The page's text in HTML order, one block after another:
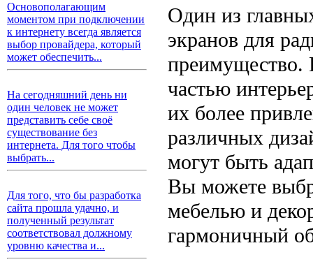
Основополагающим
моментом при подключении
к интернету всегда является
выбор провайдера, который
может обеспечить...
На сегодняшний день ни
один человек не может
представить себе своё
существование без
интернета. Для того чтобы
выбрать...
Для того, что бы разработка
сайта прошла удачно, и
полученный результат
соответствовал должному
уровню качества и...
Один из
экранов для
преимущество.
частью
их более
различных
могут быть
Вы можете
мебелью и
гармоничный